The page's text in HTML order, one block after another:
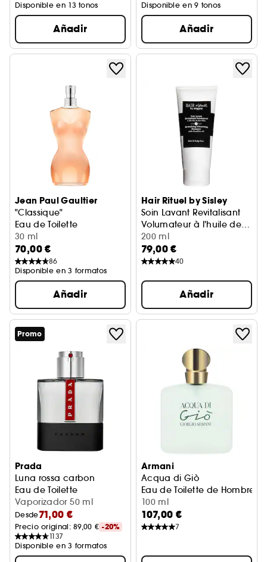
Disponible en 13 tonos
Añadir
Disponible en 9 tonos
Añadir
Jean Paul Gaultier
"Classique"
Eau de Toilette
30 ml
70,00 €
86
Disponible en 3 formatos
Añadir
Hair Rituel by Sisley
Soin Lavant Revitalisant
Volumateur à l'huile de
Camélia
Champú
200 ml
79,00 €
40
Añadir
Promo
Prada
Luna rossa carbon
Eau de Toilette
Vaporizador 50 ml
Desde71,00 €
Precio original: 89,00 € -20%
1137
Disponible en 3 formatos
Armani
Acqua di Giò
Eau de Toilette de Hombre
100 ml
107,00 €
7